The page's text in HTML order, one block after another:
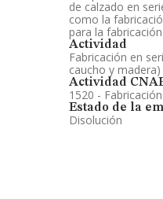
de calzado en
como la
para la
Actividad
Fabricación en
caucho y madera)
Actividad
1520 -
Estado de la
Disolución